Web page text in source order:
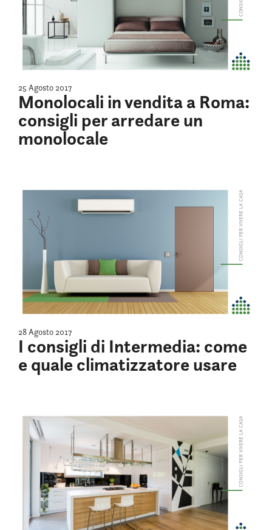
25 Agosto 2017
Monolocali in vendita a Roma:
consigli per arredare un
monolocale
28 Agosto 2017
I consigli di Intermedia: come
e quale climatizzatore usare